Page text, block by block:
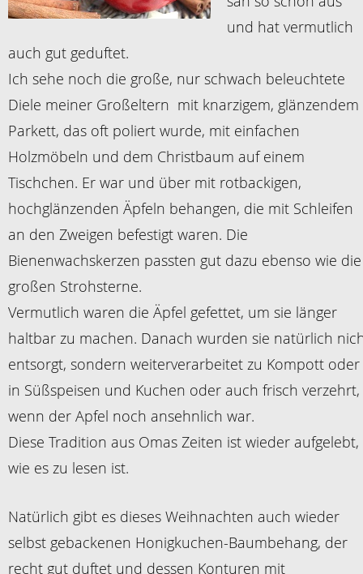
und hat vermutlich
auch gut geduftet.
Ich sehe noch die große, nur schwach beleuchtete
Diele meiner Großeltern mit knarzigem, glänzendem
Parkett, das oft poliert wurde, mit einfachen
Holzmöbeln und dem Christbaum auf einem
Tischchen. Er war und über mit rotbackigen,
hochglänzenden Äpfeln behangen, die mit Schleifen
an den Zweigen befestigt waren. Die
Bienenwachskerzen passten gut dazu ebenso wie die
großen Strohsterne.
Vermutlich waren die Äpfel gefettet, um sie länger
haltbar zu machen. Danach wurden sie natürlich
entsorgt, sondern weiterverarbeitet zu Kompott oder
in Süßspeisen und Kuchen oder auch frisch verzehrt,
wenn der Apfel noch ansehnlich war.
Diese Tradition aus Omas Zeiten ist wieder aufgelebt,
wie es zu lesen ist.
Natürlich gibt es dieses Weihnachten auch wieder
selbst gebackenen Honigkuchen-Baumbehang, der
recht gut duftet und dessen Konturen mit